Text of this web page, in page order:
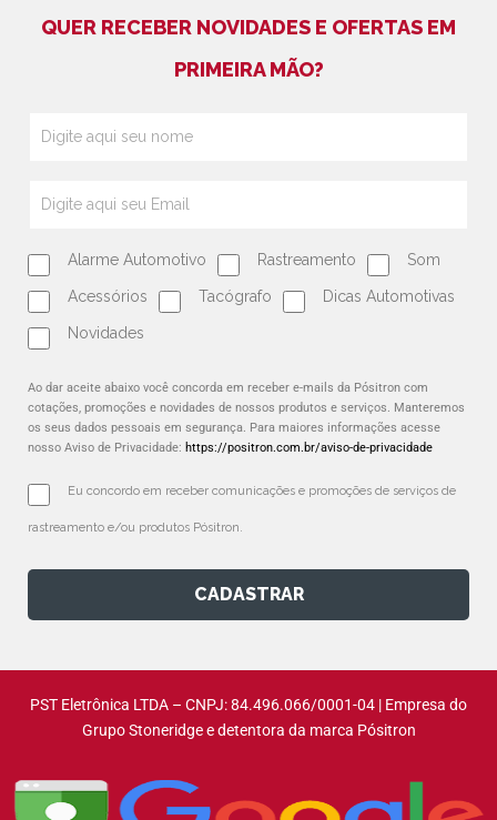
QUER RECEBER NOVIDADES E OFERTAS EM
PRIMEIRA MÃO?
Alarme Automotivo Rastreamento Som
Acessórios Tacógrafo Dicas Automotivas
Novidades
Ao dar aceite abaixo você concorda em receber e-mails da Pósitron com
cotações, promoções e novidades de nossos produtos e serviços. Manteremos
os seus dados pessoais em segurança. Para maiores informações acesse
nosso Aviso de Privacidade: https://positron.com.br/aviso-de-privacidade
Eu concordo em receber comunicações e promoções de serviços de
rastreamento e/ou produtos Pósitron.
CADASTRAR
PST Eletrônica LTDA – CNPJ: 84.496.066/0001-04 | Empresa do
Grupo Stoneridge e detentora da marca Pósitron